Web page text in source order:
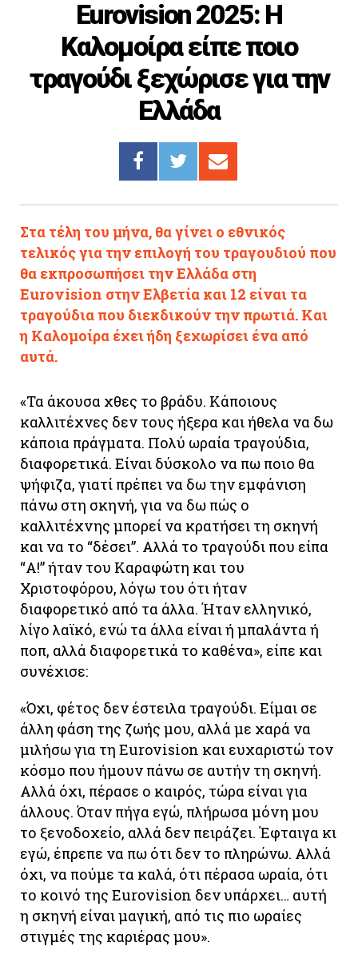
ΣΥΝΔΕΣΜΟΙ
Tv
Eurovision 2025: Η
Καλομοίρα είπε ποιο
τραγούδι ξεχώρισε για την
Ελλάδα
Στα τέλη του μήνα, θα γίνει ο εθνικός
τελικός για την επιλογή του τραγουδιού που
θα εκπροσωπήσει την Ελλάδα στη
Eurovision στην Ελβετία και 12 είναι τα
τραγούδια που διεκδικούν την πρωτιά. Και
η Καλομοίρα έχει ήδη ξεχωρίσει ένα από
αυτά.
«Τα άκουσα χθες το βράδυ. Κάποιους
καλλιτέχνες δεν τους ήξερα και ήθελα να δω
κάποια πράγματα. Πολύ ωραία τραγούδια,
διαφορετικά. Είναι δύσκολο να πω ποιο θα
ψήφιζα, γιατί πρέπει να δω την εμφάνιση
πάνω στη σκηνή, για να δω πώς ο
καλλιτέχνης μπορεί να κρατήσει τη σκηνή
και να το “δέσει”. Αλλά το τραγούδι που είπα
“Α!” ήταν του Καραφώτη και του
Χριστοφόρου, λόγω του ότι ήταν
διαφορετικό από τα άλλα. Ήταν ελληνικό,
λίγο λαϊκό, ενώ τα άλλα είναι ή μπαλάντα ή
ποπ, αλλά διαφορετικά το καθένα», είπε και
συνέχισε:
«Όχι, φέτος δεν έστειλα τραγούδι. Είμαι σε
άλλη φάση της ζωής μου, αλλά με χαρά να
μιλήσω για τη Eurovision και ευχαριστώ τον
κόσμο που ήμουν πάνω σε αυτήν τη σκηνή.
Αλλά όχι, πέρασε ο καιρός, τώρα είναι για
άλλους. Όταν πήγα εγώ, πλήρωσα μόνη μου
το ξενοδοχείο, αλλά δεν πειράζει. Έφταιγα κι
εγώ, έπρεπε να πω ότι δεν το πληρώνω. Αλλά
όχι, να πούμε τα καλά, ότι πέρασα ωραία, ότι
το κοινό της Eurovision δεν υπάρχει… αυτή
η σκηνή είναι μαγική, από τις πιο ωραίες
στιγμές της καριέρας μου».